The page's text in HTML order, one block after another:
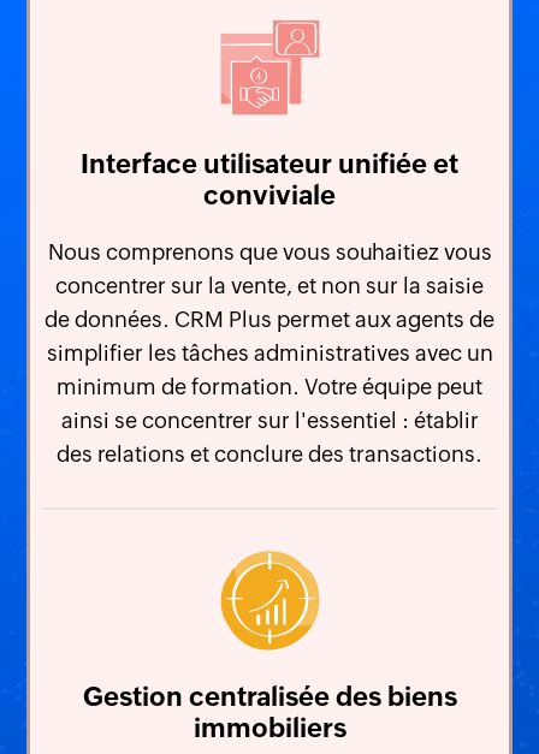
Interface utilisateur unifiée et
conviviale
Nous comprenons que vous souhaitiez vous
concentrer sur la vente, et non sur la saisie
de données. CRM Plus permet aux agents de
simplifier les tâches administratives avec un
minimum de formation. Votre équipe peut
ainsi se concentrer sur l'essentiel : établir
des relations et conclure des transactions.
Gestion centralisée des biens
immobiliers